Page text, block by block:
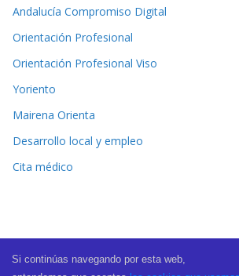
Andalucía Compromiso Digital
Orientación Profesional
Orientación Profesional Viso
Yoriento
Mairena Orienta
Desarrollo local y empleo
Cita médico
Copyright © 2026 El Periódico de Mairena .
Si continúas navegando por esta web,